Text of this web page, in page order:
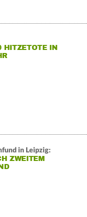
HITZETOTE IN
in Leipzig:
ZWEITEM